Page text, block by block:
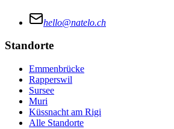
hello@natelo.ch
Standorte
Emmenbrücke
Rapperswil
Sursee
Muri
Küssnacht am Rigi
Alle Standorte